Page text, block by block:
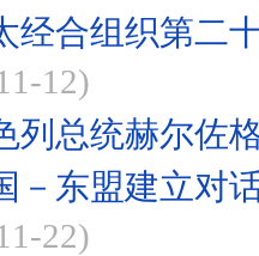
经合组织第二
12)
列总统赫尔佐
－东盟建立对
22)